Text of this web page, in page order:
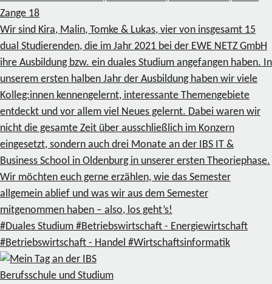
Zange 18
Wir sind Kira, Malin, Tomke & Lukas, vier von insgesamt 15
dual Studierenden, die im Jahr 2021 bei der EWE NETZ GmbH
ihre Ausbildung bzw. ein duales Studium angefangen haben. In
unserem ersten halben Jahr der Ausbildung haben wir viele
Kolleg:innen kennengelernt, interessante Themengebiete
entdeckt und vor allem viel Neues gelernt. Dabei waren wir
nicht die gesamte Zeit über ausschließlich im Konzern
eingesetzt, sondern auch drei Monate an der IBS IT &
Business School in Oldenburg in unserer ersten Theoriephase.
Wir möchten euch gerne erzählen, wie das Semester
allgemein ablief und was wir aus dem Semester
mitgenommen haben – also, los geht’s!
#Duales Studium #Betriebswirtschaft - Energiewirtschaft
#Betriebswirtschaft - Handel #Wirtschaftsinformatik
Berufsschule und Studium